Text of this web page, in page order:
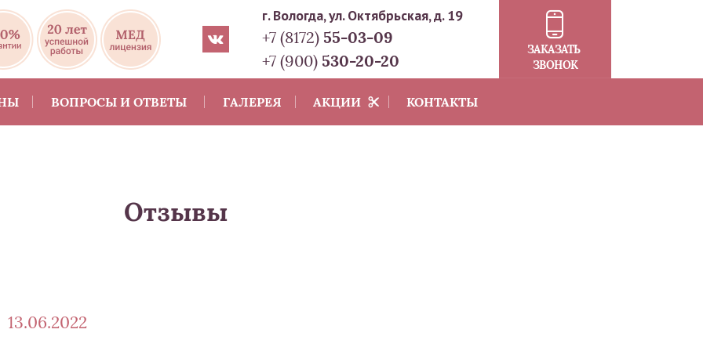
г. Вологда, ул. Октябрьская, д. 19
+7 (8172) 55-03-09
+7 (900) 530-20-20
ЗАКАЗАТЬ
ЗВОНОК
ВОПРОСЫ И ОТВЕТЫ ГАЛЕРЕЯ АКЦИИ КОНТАКТЫ
Отзывы
13.06.2022